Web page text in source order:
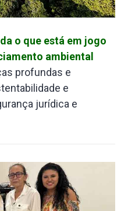
o que está em jogo
ambiental
profundas e
e
jurídica e